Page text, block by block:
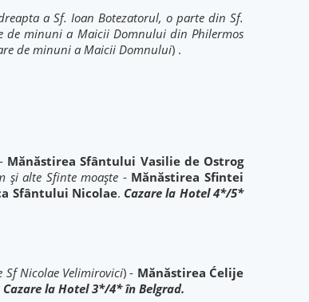
a Sf. Ioan Botezatorul, o parte din Sf.
de minuni a Maicii Domnului din Philermos
de minuni a Maicii Domnului) .
Mănăstirea Sfântului Vasilie de Ostrog
și alte Sfinte moaște - Mănăstirea Sfintei
Sfântului Nicolae. Cazare la Hotel 4*/5*
Nicolae Velimirovici) - Mănăstirea Ćelije
Cazare la Hotel 3*/4* în Belgrad.